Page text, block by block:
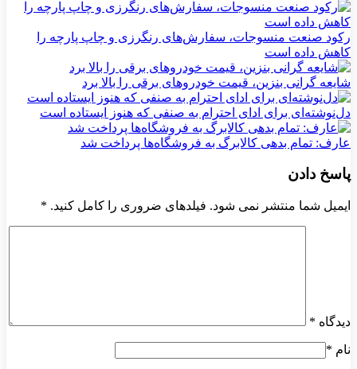
رکود صنعت منسوجات، سفارش‌های رنگرزی و چاپ پارچه را
کاهش داده است
شایعه گرانی بنزین، قیمت خودروهای برقی را بالا برد
دل‌نوشته‌ای برای ادای احترام به صنفی که هنوز ایستاده است
عارف: تمام بدهی کالابرگ به فروشگاه‌ها پرداخت شد
پاسخ دادن
ایمیل شما منتشر نمی شود. فیلدهای ضروری را کامل کنید. *
دیدگاه *
نام *